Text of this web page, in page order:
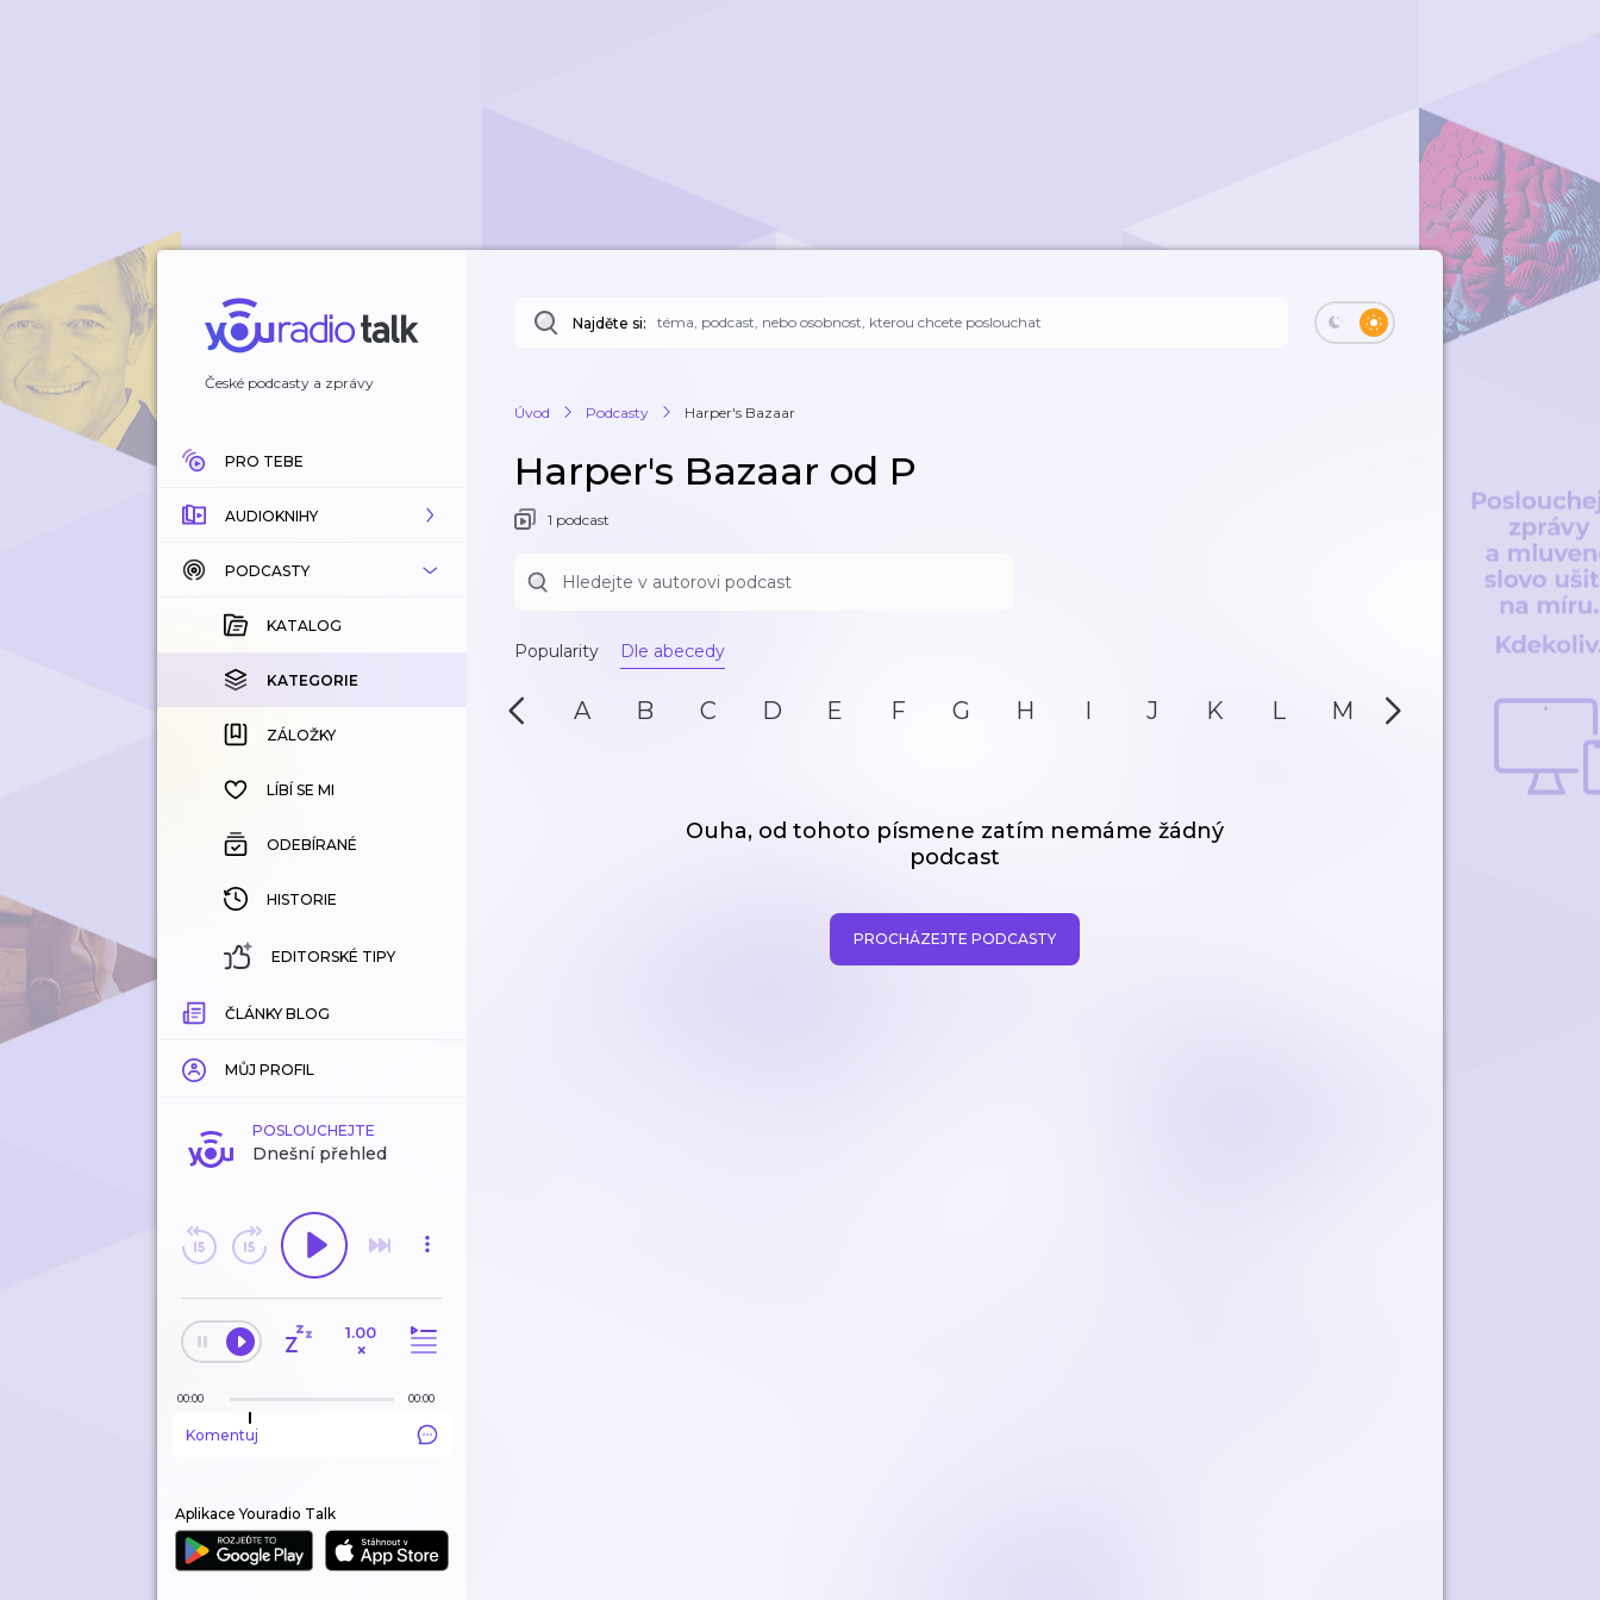
České podcasty a zprávy
PRO TEBE
AUDIOKNIHY
KATALOG
KOUPENÉ
KATEGORIE
ZÁLOŽKY
HISTORIE
PODCASTY
KATALOG
KATEGORIE
ZÁLOŽKY
LÍBÍ SE MI
ODEBÍRANÉ
HISTORIE
EDITORSKÉ TIPY
ČLÁNKY BLOG
MŮJ PROFIL
POSLOUCHEJTE
Dnešní přehled
1.00
×
00:00 00:00
Komentuj
Aplikace Youradio Talk
Najděte si:
Úvod Podcasty Harper's Bazaar
Harper's Bazaar od P
1 podcast
Popularity Dle abecedy
A B C D E F G H I J K L M N P
Ouha, od tohoto písmene zatím nemáme žádný
podcast
PROCHÁZEJTE PODCASTY